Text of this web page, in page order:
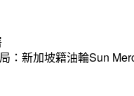
：新加坡籍油輪Sun